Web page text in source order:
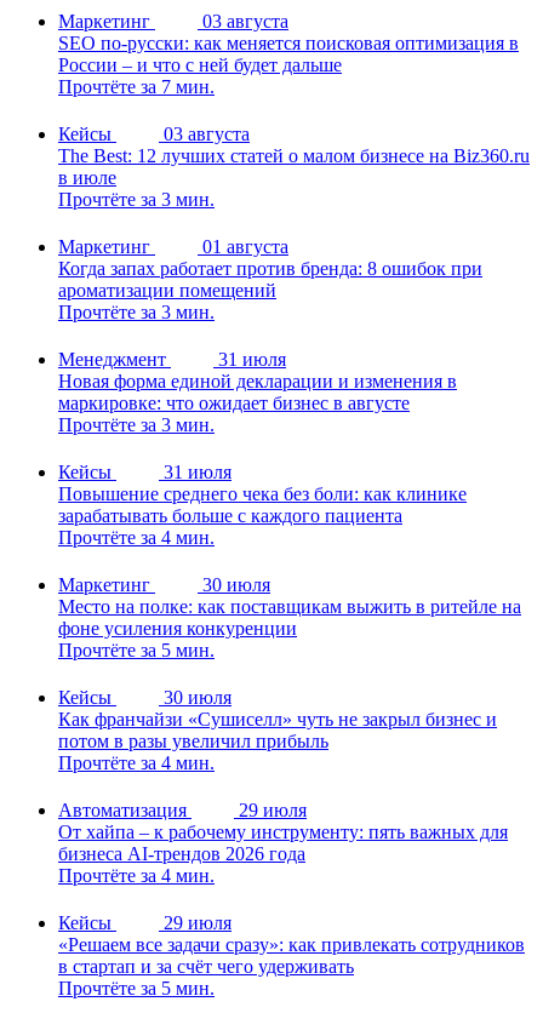
Маркетинг
03 августа
SEO по-русски: как меняется поисковая оптимизация в
России – и что с ней будет дальше
Прочтёте за 7 мин.
Кейсы
03 августа
The Best: 12 лучших статей о малом бизнесе на Biz360.ru
в июле
Прочтёте за 3 мин.
Маркетинг
01 августа
Когда запах работает против бренда: 8 ошибок при
ароматизации помещений
Прочтёте за 3 мин.
Менеджмент
31 июля
Новая форма единой декларации и изменения в
маркировке: что ожидает бизнес в августе
Прочтёте за 3 мин.
Кейсы
31 июля
Повышение среднего чека без боли: как клинике
зарабатывать больше с каждого пациента
Прочтёте за 4 мин.
Маркетинг
30 июля
Место на полке: как поставщикам выжить в ритейле на
фоне усиления конкуренции
Прочтёте за 5 мин.
Кейсы
30 июля
Как франчайзи «Сушиселл» чуть не закрыл бизнес и
потом в разы увеличил прибыль
Прочтёте за 4 мин.
Автоматизация
29 июля
От хайпа – к рабочему инструменту: пять важных для
бизнеса AI-трендов 2026 года
Прочтёте за 4 мин.
Кейсы
29 июля
«Решаем все задачи сразу»: как привлекать сотрудников
в стартап и за счёт чего удерживать
Прочтёте за 5 мин.